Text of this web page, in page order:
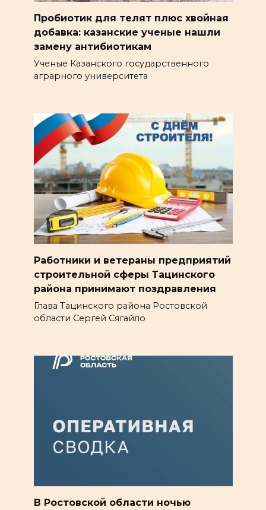
Пробиотик для телят плюс хвойная
добавка: казанские ученые нашли
замену антибиотикам
Ученые Казанского государственного
аграрного университета
Работники и ветераны предприятий
строительной сферы Тацинского
района принимают поздравления
Глава Тацинского района Ростовской
области Сергей Сягайло
В Ростовской области ночью